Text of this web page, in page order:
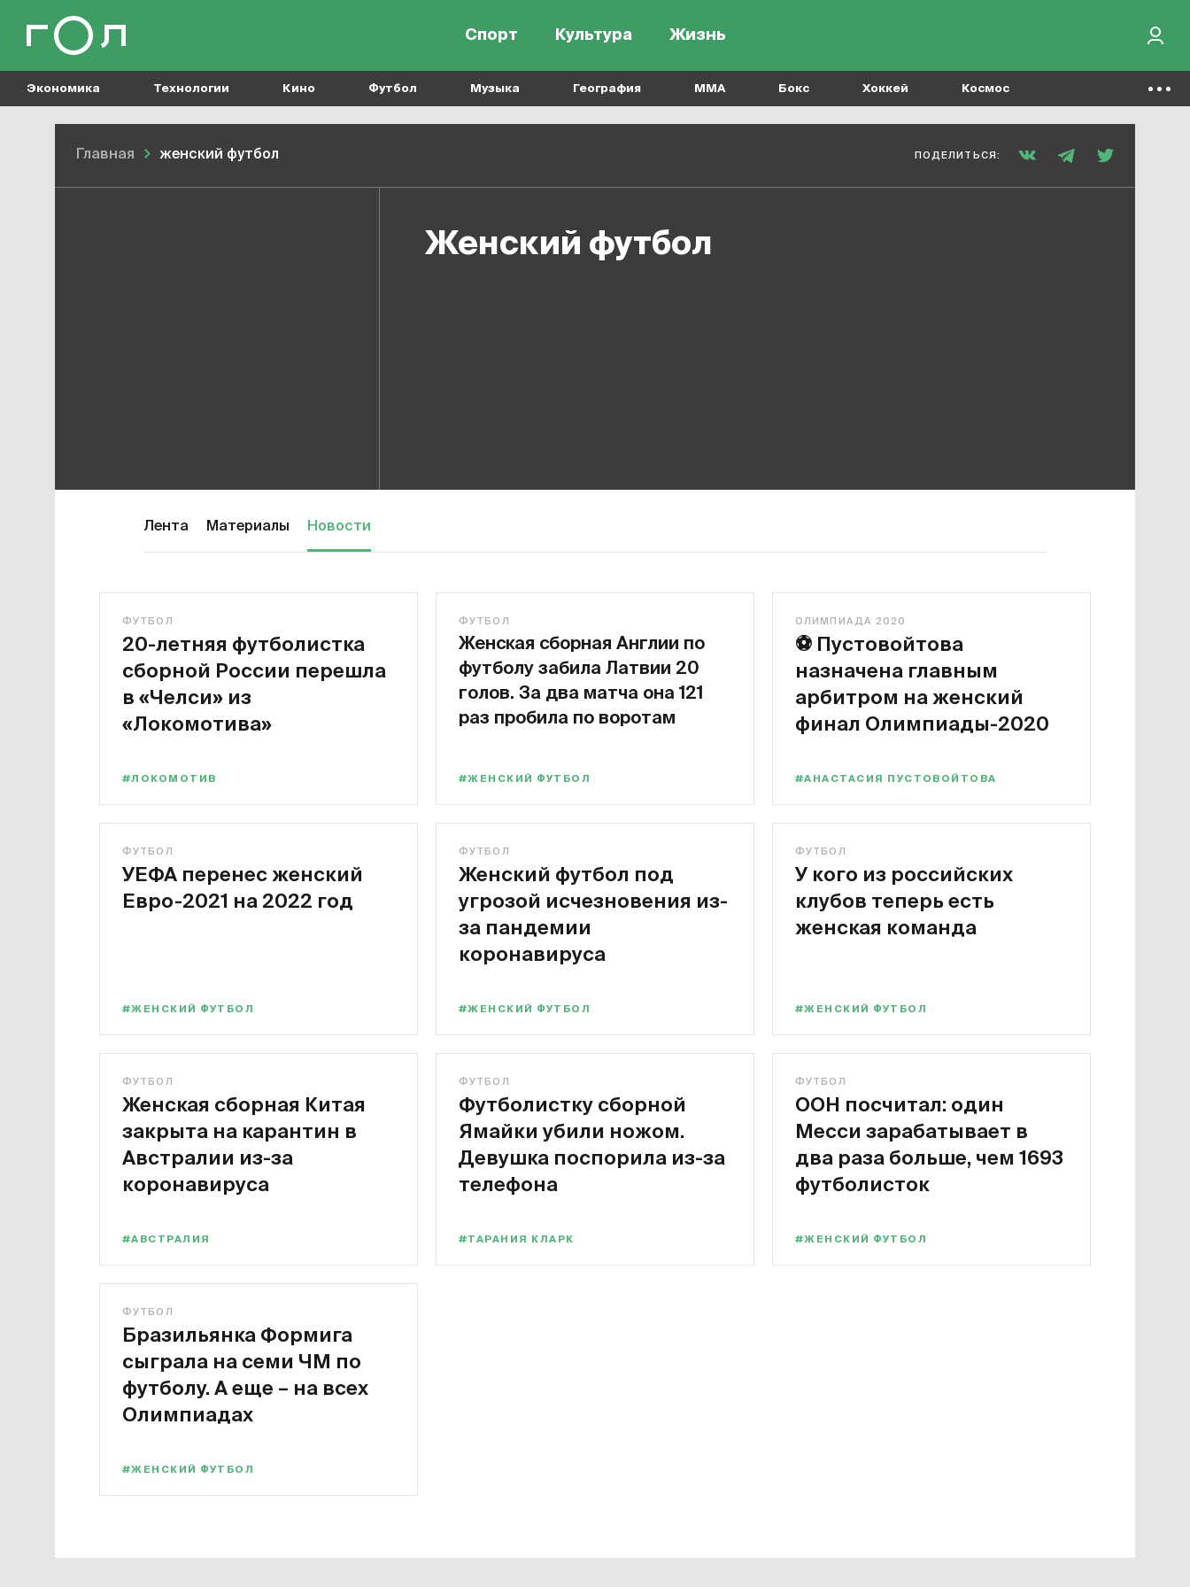
Спорт Культура Жизнь
Экономика Технологии Кино Футбол Музыка География MMA Бокс Хоккей Космос
Главная женский футбол ПОДЕЛИТЬСЯ:
женский футбол
Лента Материалы Новости
ФУТБОЛ
20-летняя футболистка
сборной России перешла
в «Челси» из
«Локомотива»
#ЛОКОМОТИВ
ФУТБОЛ
Женская сборная Англии по
футболу забила Латвии 20
голов. За два матча она 121
раз пробила по воротам
#ЖЕНСКИЙ ФУТБОЛ
ОЛИМПИАДА 2020
⚽️ Пустовойтова
назначена главным
арбитром на женский
финал Олимпиады-2020
#АНАСТАСИЯ ПУСТОВОЙТОВА
ФУТБОЛ
УЕФА перенес женский
Евро-2021 на 2022 год
#ЖЕНСКИЙ ФУТБОЛ
ФУТБОЛ
Женский футбол под
угрозой исчезновения из-
за пандемии
коронавируса
#ЖЕНСКИЙ ФУТБОЛ
ФУТБОЛ
У кого из российских
клубов теперь есть
женская команда
#ЖЕНСКИЙ ФУТБОЛ
ФУТБОЛ
Женская сборная Китая
закрыта на карантин в
Австралии из-за
коронавируса
#АВСТРАЛИЯ
ФУТБОЛ
Футболистку сборной
Ямайки убили ножом.
Девушка поспорила из-за
телефона
#ТАРАНИЯ КЛАРК
ФУТБОЛ
ООН посчитал: один
Месси зарабатывает в
два раза больше, чем 1693
футболисток
#ЖЕНСКИЙ ФУТБОЛ
ФУТБОЛ
Бразильянка Формига
сыграла на семи ЧМ по
футболу. А еще – на всех
Олимпиадах
#ЖЕНСКИЙ ФУТБОЛ